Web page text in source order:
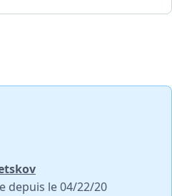
depuis le 04/22/20